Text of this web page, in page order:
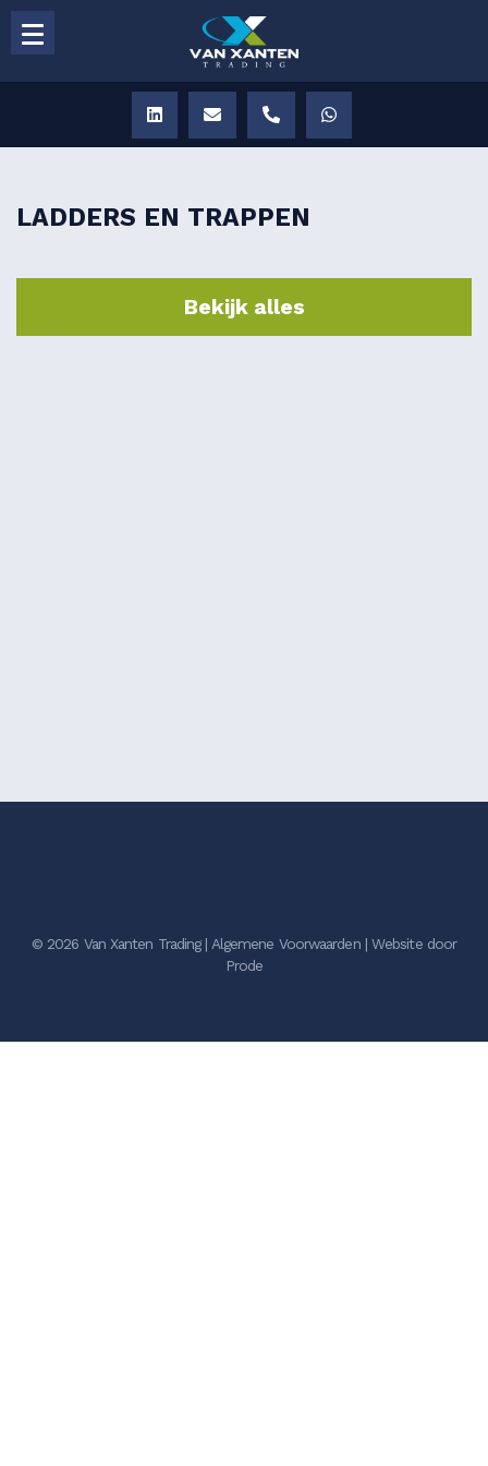
LADDERS EN TRAPPEN
Bekijk alles
© 2026 Van Xanten Trading | Algemene Voorwaarden| Website door
Prode